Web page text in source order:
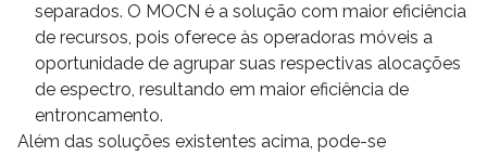
separados. O MOCN é a solução com maior eficiência
de recursos, pois oferece às operadoras móveis a
oportunidade de agrupar suas respectivas alocações
de espectro, resultando em maior eficiência de
entroncamento.
Além das soluções existentes acima, pode-se